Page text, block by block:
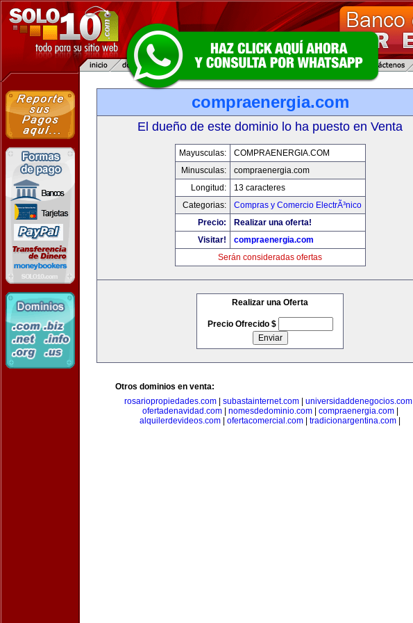
compraenergia.com
El dueño de este dominio lo ha puesto en Venta
Mayusculas:
COMPRAENERGIA.COM
Minusculas:
compraenergia.com
Longitud:
13 caracteres
Categorias:
Compras y Comercio ElectrÃ³nico
Precio:
Realizar una oferta!
Visitar!
compraenergia.com
Serán consideradas ofertas
Realizar una Oferta
Precio Ofrecido $
Otros dominios en venta:
rosariopropiedades.com| subastainternet.com| universidaddenegocios.com|
ofertadenavidad.com| nomesdedominio.com| compraenergia.com|
alquilerdevideos.com
ofertacomercial.com tradicionargentina.com